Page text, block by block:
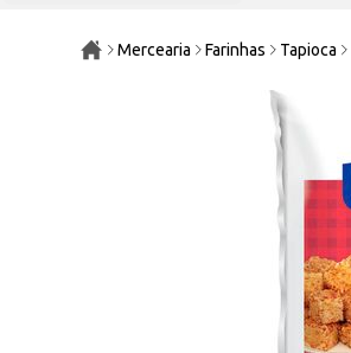
Mercearia Farinhas Tapioca